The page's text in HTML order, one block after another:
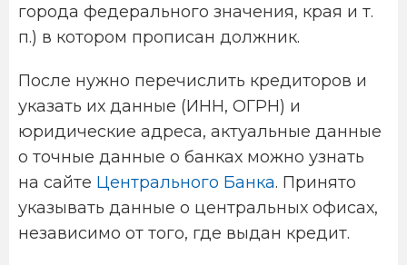
города федерального значения, края и т.
п.) в котором прописан должник.
После нужно перечислить кредиторов и
указать их данные (ИНН, ОГРН) и
юридические адреса, актуальные данные
о точные данные о банках можно узнать
на сайте Центрального Банка. Принято
указывать данные о центральных офисах,
независимо от того, где выдан кредит.